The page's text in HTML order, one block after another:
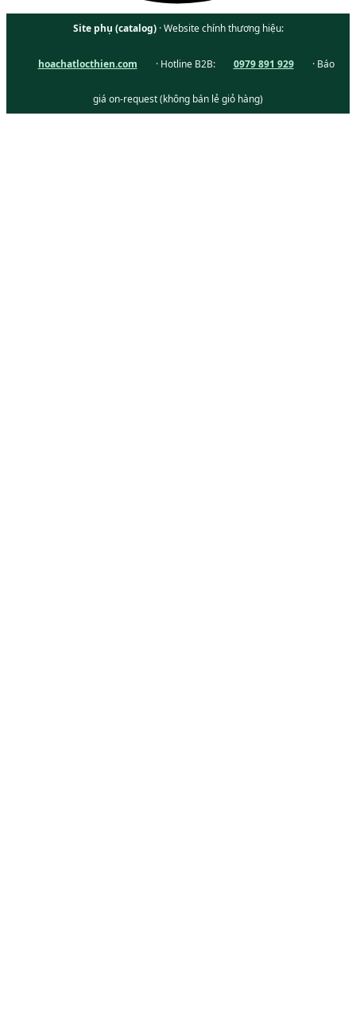
Site phụ (catalog)· Website chính thương hiệu:
hoachatlocthien.com · Hotline B2B: 0979 891 929 · Báo
giá on-request (không bán lẻ giỏ hàng)